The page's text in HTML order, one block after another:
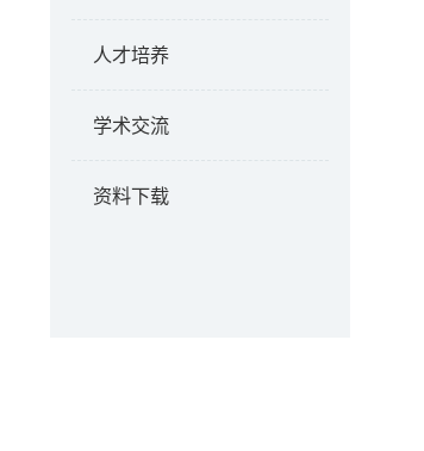
人才培养
学术交流
资料下载